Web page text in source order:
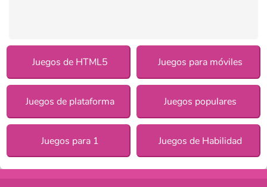
Juegos de HTML5 Juegos para móviles
Juegos de plataforma Juegos populares
Juegos para 1 Juegos de Habilidad